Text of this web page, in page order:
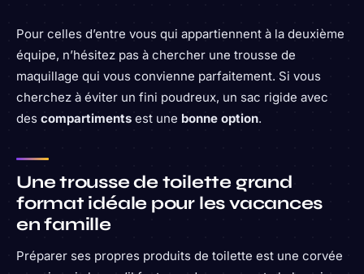
Pour celles d’entre vous qui appartiennent à la deuxième
équipe, n’hésitez pas à chercher une trousse de
maquillage qui vous convienne parfaitement. Si vous
cherchez à éviter un fini poudreux, un sac rigide avec
des compartiments est une bonne option.
Une trousse de toilette grand
format idéale pour les vacances
en famille
Préparer ses propres produits de toilette est une corvée